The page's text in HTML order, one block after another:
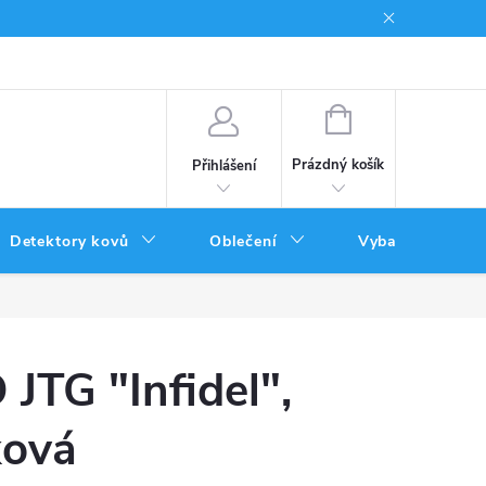
Přihlášení
NÁKUPNÍ
Prázdný košík
Detektory kovů Oblečení Vybavení
JTG "Infidel",